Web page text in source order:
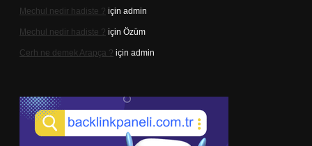
Mechul nedir hadiste ? için admin
Mechul nedir hadiste ? için Özüm
Cerh ne demek Arapça ? için admin